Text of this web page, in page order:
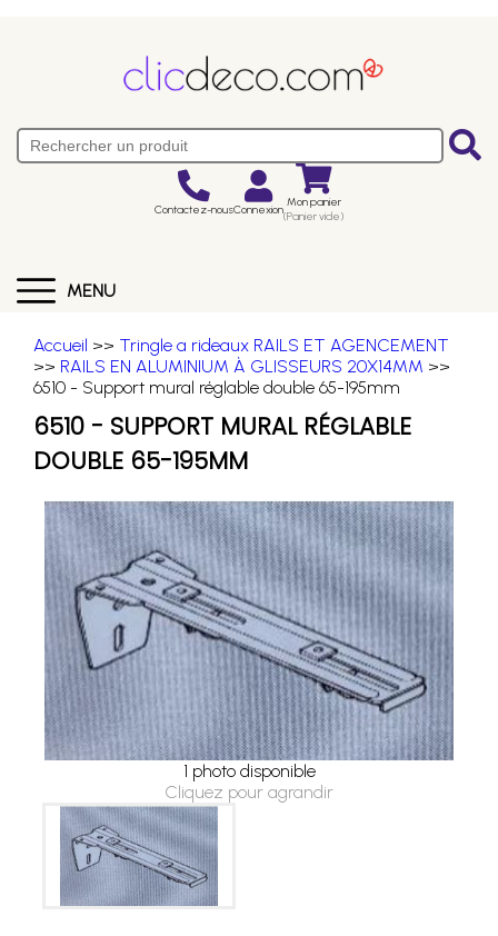
Contactez-nousConnexion Mon panier
(Panier vide)
MENU
Accueil >> Tringle a rideaux RAILS ET AGENCEMENT
>> RAILS EN ALUMINIUM À GLISSEURS 20X14MM >>
6510 - Support mural réglable double 65-195mm
6510 - SUPPORT MURAL RÉGLABLE
DOUBLE 65-195MM
1 photo disponible
Cliquez pour agrandir